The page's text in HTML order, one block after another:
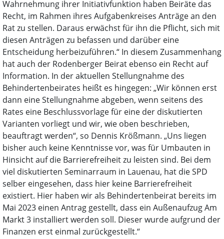
Wahrnehmung ihrer Initiativfunktion haben Beiräte das
Recht, im Rahmen ihres Aufgabenkreises Anträge an den
Rat zu stellen. Daraus erwächst für ihn die Pflicht, sich mit
diesen Anträgen zu befassen und darüber eine
Entscheidung herbeizuführen.“ In diesem Zusammenhang
hat auch der Rodenberger Beirat ebenso ein Recht auf
Information. In der aktuellen Stellungnahme des
Behindertenbeirates heißt es hingegen: „Wir können erst
dann eine Stellungnahme abgeben, wenn seitens des
Rates eine Beschlussvorlage für eine der diskutierten
Varianten vorliegt und wir, wie oben beschrieben,
beauftragt werden“, so Dennis Krößmann. „Uns liegen
bisher auch keine Kenntnisse vor, was für Umbauten in
Hinsicht auf die Barrierefreiheit zu leisten sind. Bei dem
viel diskutierten Seminarraum in Lauenau, hat die SPD
selber eingesehen, dass hier keine Barrierefreiheit
existiert. Hier haben wir als Behindertenbeirat bereits im
Mai 2023 einen Antrag gestellt, dass ein Außenaufzug Am
Markt 3 installiert werden soll. Dieser wurde aufgrund der
Finanzen erst einmal zurückgestellt.“